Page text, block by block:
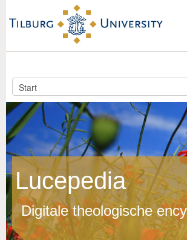
Lucepedia
Digitale theologische